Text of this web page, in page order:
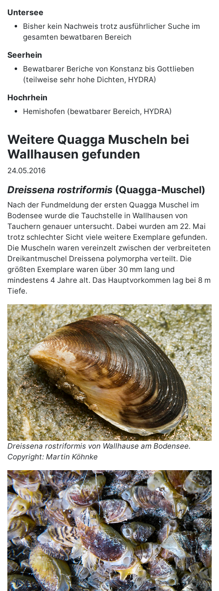
Untersee
Bisher kein Nachweis trotz ausführlicher Suche im
gesamten bewatbaren Bereich
Seerhein
Bewatbarer Beriche von Konstanz bis Gottlieben
(teilweise sehr hohe Dichten, HYDRA)
Hochrhein
Hemishofen (bewatbarer Bereich, HYDRA)
Weitere Quagga Muscheln bei
Wallhausen gefunden
24.05.2016
Dreissena rostriformis (Quagga-Muschel)
Nach der Fundmeldung der ersten Quagga Muschel im
Bodensee wurde die Tauchstelle in Wallhausen von
Tauchern genauer untersucht. Dabei wurden am 22. Mai
trotz schlechter Sicht viele weitere Exemplare gefunden.
Die Muscheln waren vereinzelt zwischen der verbreiteten
Dreikantmuschel Dreissena polymorpha verteilt. Die
größten Exemplare waren über 30 mm lang und
mindestens 4 Jahre alt. Das Hauptvorkommen lag bei 8 m
Tiefe.
Dreissena rostriformis von Wallhause am Bodensee.
Copyright: Martin Köhnke